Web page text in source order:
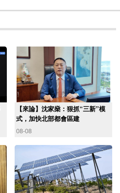
【來論】沈家燊：狠抓“三新”模
式，加快北部都會區建
08-08